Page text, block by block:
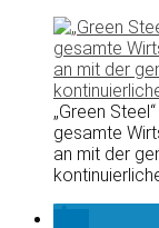
„Green
gesamte
an mit der